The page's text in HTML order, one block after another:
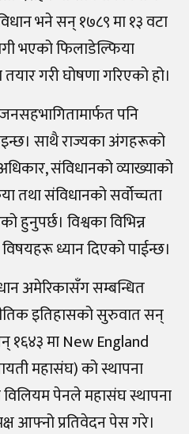
भने सन् १७८९ मा १३ वटा
भएको फिलाडेल्फिया
गरी घोषणा गरिएको हो।
पनि
साथै राज्यका अंगहरूको
संविधानको व्याख्याको
तथा संविधानको सर्वोच्चता
हुनुपर्छ। विश्वका विभिन्न
ध्यान दिएको पाईन्छ।
अमेरिकासँग सम्बन्धित
इतिहासको सुरुवात सन्
१६४३ मा New England
महासंघ) को स्थापना
पेनले महासंघ स्थापना
आफ्नो प्रतिवेदन पेस गरे।